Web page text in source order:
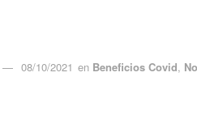
08/10/2021 en Beneficios Covid,